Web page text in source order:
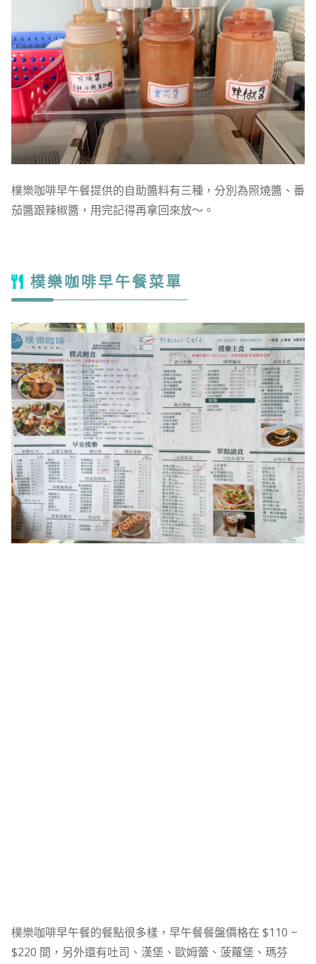
樸樂咖啡早午餐提供的自助醬料有三種，分別為照燒醬、番
茄醬跟辣椒醬，用完記得再拿回來放～。
樸樂咖啡早午餐菜單
樸樂咖啡早午餐的餐點很多樣，早午餐餐盤價格在 $110 ~
$220 間，另外還有吐司、漢堡、歐姆蕾、菠蘿堡、瑪芬